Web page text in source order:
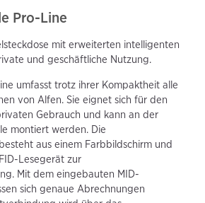
Pro-Line
mit erweiterten intelligenten
und geschäftliche Nutzung.
umfasst trotz ihrer Kompaktheit alle
von Alfen. Sie eignet sich für den
Gebrauch und kann an der
montiert werden. Die
aus einem Farbbildschirm und
Lesegerät zur
Mit dem eingebauten MID-
sich genaue Abrechnungen